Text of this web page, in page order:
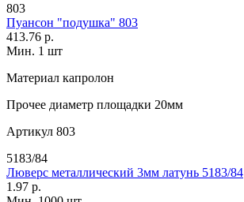
803
Пуансон "подушка" 803
413.76 р.
Мин. 1 шт
Материал капролон
Прочее диаметр площадки 20мм
Артикул 803
5183/84
Люверс металлический 3мм латунь 5183/84
1.97 р.